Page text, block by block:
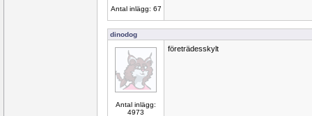
Antal inlägg: 67
dinodog
Antal inlägg:
4973
företrädesskylt